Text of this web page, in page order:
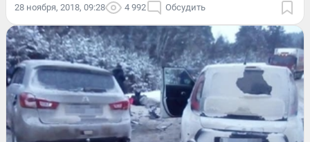
28 ноября, 2018, 09:28 4 992 Обсудить